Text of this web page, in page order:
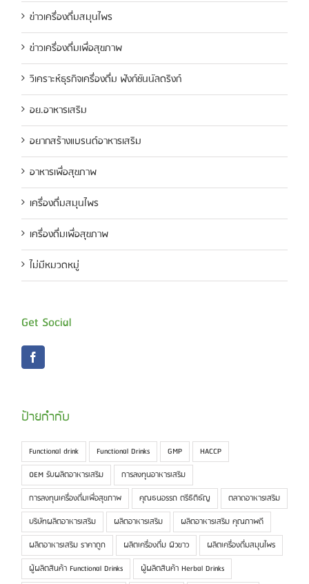
ข่าวเครื่องดื่มสมุนไพร
ข่าวเครื่องดื่มเพื่อสุขภาพ
วิเคราะห์ธุรกิจเครื่องดื่ม ฟังก์ชันนัลดริงก์
อย.อาหารเสริม
อยากสร้างแบรนด์อาหารเสริม
อาหารเพื่อสุขภาพ
เครื่องดื่มสมุนไพร
เครื่องดื่มเพื่อสุขภาพ
ไม่มีหมวดหมู่
Get Social
ป้ายกำกับ
Functional drink Functional Drinks GMP
HACCP
OEM รับผลิตอาหารเสริม
การลงทุนอาหารเสริม
การลงทุนเครื่องดื่มเพื่อสุขภาพ
คุณธนอรรถ ตรีธิติธัญ
ตลาดอาหารเสริม
บริษัทผลิตอาหารเสริม
ผลิตอาหารเสริม
ผลิตอาหารเสริม คุณภาพดี
ผลิตอาหารเสริม ราคาถูก
ผลิตเครื่องดื่ม ผิวขาว
ผลิตเครื่องดื่มสมุนไพร
ผู้ผลิตสินค้า Functional Drinks
ผู้ผลิตสินค้า Herbal Drinks